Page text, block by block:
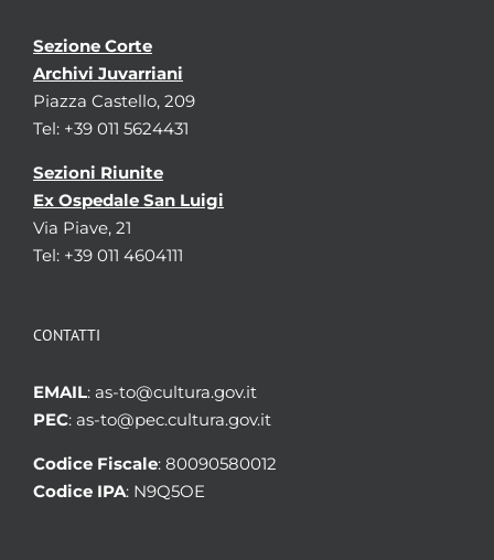
Sezione Corte
Archivi Juvarriani
Piazza Castello, 209
Tel: +39 011 5624431
Sezioni Riunite
Ex Ospedale San Luigi
Via Piave, 21
Tel: +39 011 4604111
CONTATTI
EMAIL: as-to@cultura.gov.it
PEC: as-to@pec.cultura.gov.it
Codice Fiscale: 80090580012
Codice IPA: N9Q5OE